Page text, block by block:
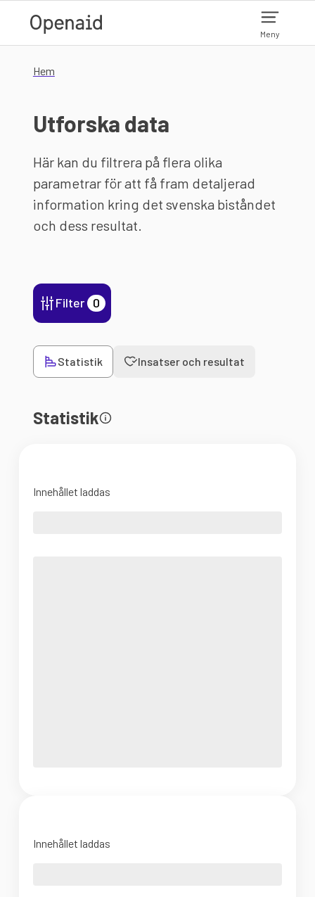
Meny
Hem
Utforska data
Här kan du filtrera på flera olika
parametrar för att få fram detaljerad
information kring det svenska biståndet
och dess resultat.
Filter 0
Statistik Insatser och resultat
Statistik
Innehållet laddas
Innehållet laddas